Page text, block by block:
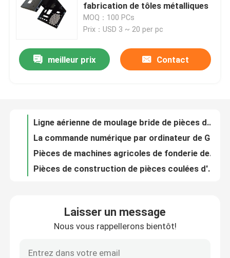
Vidéos
Au sujet de nous
Contrôle de qualité
Contactez-nous
Pièces de moulage en métal
fabrication de tôles métalliques
MOQ：100 PCs
Prix：USD 3 ~ 20 per pc
meilleur prix Contact
Ligne aérienne de moulage bride de pièces de l'alliage ADC10 d'aluminium de CT de bride
Les pièces perdues faites sur commande de moulage au sable de cire des composants de moulage au sable avec le soufflage de sable
Laisser un message
Nous vous rappellerons bientôt!